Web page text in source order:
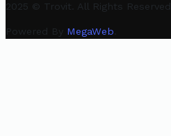
2025 © Trovit. All Rights Reserved.
Powered By MegaWeb